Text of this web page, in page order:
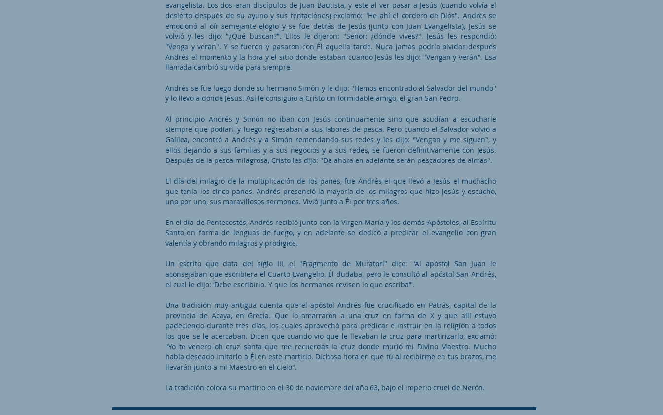
evangelista. Los dos eran discípulos de Juan Bautista, y este al ver pasar a Jesús (cuando volvía el
desierto después de su ayuno y sus tentaciones) exclamó: "He ahí el cordero de Dios". Andrés se
emocionó al oír semejante elogio y se fue detrás de Jesús (junto con Juan Evangelista), Jesús se
volvió y les dijo: "¿Qué buscan?". Ellos le dijeron: "Señor: ¿dónde vives?". Jesús les respondió:
"Venga y verán". Y se fueron y pasaron con Él aquella tarde. Nuca jamás podría olvidar después
Andrés el momento y la hora y el sitio donde estaban cuando Jesús les dijo: "Vengan y verán". Esa
llamada cambió su vida para siempre.
Andrés se fue luego donde su hermano Simón y le dijo: "Hemos encontrado al Salvador del mundo"
y lo llevó a donde Jesús. Así le consiguió a Cristo un formidable amigo, el gran San Pedro.
Al principio Andrés y Simón no iban con Jesús continuamente sino que acudían a escucharle
siempre que podían, y luego regresaban a sus labores de pesca. Pero cuando el Salvador volvió a
Galilea, encontró a Andrés y a Simón remendando sus redes y les dijo: "Vengan y me siguen", y
ellos dejando a sus familias y a sus negocios y a sus redes, se fueron definitivamente con Jesús.
Después de la pesca milagrosa, Cristo les dijo: "De ahora en adelante serán pescadores de almas".
El día del milagro de la multiplicación de los panes, fue Andrés el que llevó a Jesús el muchacho
que tenía los cinco panes. Andrés presenció la mayoría de los milagros que hizo Jesús y escuchó,
uno por uno, sus maravillosos sermones. Vivió junto a Él por tres años.
En el día de Pentecostés, Andrés recibió junto con la Virgen María y los demás Apóstoles, al Espíritu
Santo en forma de lenguas de fuego, y en adelante se dedicó a predicar el evangelio con gran
valentía y obrando milagros y prodigios.
Un escrito que data del siglo III, el "Fragmento de Muratori" dice: "Al apóstol San Juan le
aconsejaban que escribiera el Cuarto Evangelio. Él dudaba, pero le consultó al apóstol San Andrés,
el cual le dijo: ‘Debe escribirlo. Y que los hermanos revisen lo que escriba’".
Una tradición muy antigua cuenta que el apóstol Andrés fue crucificado en Patrás, capital de la
provincia de Acaya, en Grecia. Que lo amarraron a una cruz en forma de X y que allí estuvo
padeciendo durante tres días, los cuales aprovechó para predicar e instruir en la religión a todos
los que se le acercaban. Dicen que cuando vio que le llevaban la cruz para martirizarlo, exclamó:
"Yo te venero oh cruz santa que me recuerdas la cruz donde murió mi Divino Maestro. Mucho
había deseado imitarlo a Él en este martirio. Dichosa hora en que tú al recibirme en tus brazos, me
llevarán junto a mi Maestro en el cielo".
La tradición coloca su martirio en el 30 de noviembre del año 63, bajo el imperio cruel de Nerón.